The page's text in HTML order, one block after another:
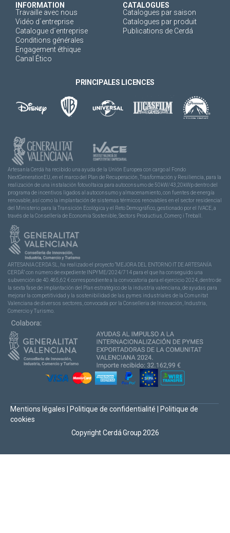
INFORMATION
Travaille avec nous
Vidéo d´entreprise
Catalogue d´entreprise
Conditions générales
Engagement éthique
Canal Ético
CATALOGUES
Catalogues par saison
Catalogues par produit
Publications de Cerdá
PRINCIPALES LICENCES
Artesanía Cerdá ha recibido una ayuda de la Unión Europea con cargo al Fondo
NextGenerationEU, en el marco del Plan de Recuperación, Trasformación y Resiliencia, para la
realización de una instalación fotovoltaica para autoconsumo de 50kW/43,20kWp dentro del
programa de incentivos ligados al autoconsumo y almacenamiento, con fuentes de energía
renovable, así como la implantación de sistemas térmicos renovables en el sector residencial
del Ministerio para la Transición Ecológica y el Reto Demográfico, gestionado por el IVACE, a
través de la Consellería de Economía Sostenible, Sectors Productius, Comerç i Treball.
ARTESANIA CERDA SL, ha realizado el proyecto “MEJORA DEL ENTORNO IT DE ARTESANÍA
CERDÁ” con número de expediente INPYME/2024/714 para el que ha conseguido una
subvención de 40.465,62 € correspondiente a la convocatoria para el ejercicio 2024, dentro de
la sexta fase de implantación del Plan estratégico de la industria valenciana, de ayudas para
mejorar la competitividad y la sostenibilidad de las pymes industriales de la Comunitat
Valenciana de diversos sectores, convocada por la Conselleria de Innovación, Industria,
Comercio y Turismo.
Copyright Cerdá Group 2026
Mentions légales Politique de confidentialité
Politique de
cookies